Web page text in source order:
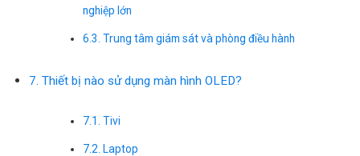
nghiệp lớn
6.3. Trung tâm giám sát và phòng điều hành
7. Thiết bị nào sử dụng màn hình OLED?
7.1. Tivi
7.2. Laptop